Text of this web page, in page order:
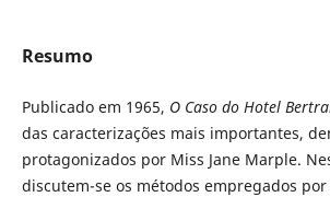
Resumo
Publicado em 1965, O Caso do Hotel
das caracterizações mais importantes,
protagonizados por Miss Jane Marple.
discutem-se os métodos empregados